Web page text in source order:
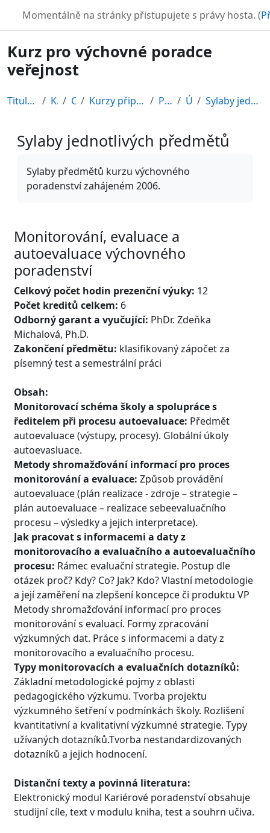
TURBO
Momentálně na stránky přistupujete s právy hosta. (
Kurz pro výchovné poradce
veřejnost
Titulní stránka Kurzy CDV Kurzy připravené v rámci ESF POR12_1 Úvod Sylaby jednotlivých předmětů
Sylaby jednotlivých předmětů
Sylaby předmětů kurzu výchovného
poradenství zahájeném 2006.
Monitorování, evaluace a
autoevaluace výchovného
poradenství
Celkový počet hodin prezenční výuky: 12
Počet kreditů celkem: 6
Odborný garant a vyučující: PhDr. Zdeňka
Michalová, Ph.D.
Zakončení předmětu: klasifikovaný zápočet za
písemný test a semestrální práci
Obsah:
Monitorovací schéma školy a spolupráce s
ředitelem při procesu autoevaluace: Předmět
autoevaluace (výstupy, procesy). Globální úkoly
autoevasluace.
Metody shromažďování informací pro proces
monitorování a evaluace: Způsob provádění
autoevaluace (plán realizace - zdroje – strategie –
plán autoevaluace – realizace sebeevaluačního
procesu – výsledky a jejich interpretace).
Jak pracovat s informacemi a daty z
monitorovacího a evaluačního a autoevaluačního
procesu: Rámec evaluační strategie. Postup dle
otázek proč? Kdy? Co? Jak? Kdo? Vlastní metodologie
a její zaměření na zlepšení koncepce či produktu VP
Metody shromažďování informací pro proces
monitorování s evaluací. Formy zpracování
výzkumných dat. Práce s informacemi a daty z
monitorovacího a evaluačního procesu.
Typy monitorovacích a evaluačních dotazníků:
Základní metodologické pojmy z oblasti
pedagogického výzkumu. Tvorba projektu
výzkumného šetření v podmínkách školy. Rozlišení
kvantitativní a kvalitativní výzkumné strategie. Typy
užívaných dotazníků.Tvorba nestandardizovaných
dotazníků a jejich hodnocení.
Distanční texty a povinná literatura:
Elektronický modul Kariérové poradenství obsahuje
studijní cíle, text v modulu kniha, test a souhrn učiva.